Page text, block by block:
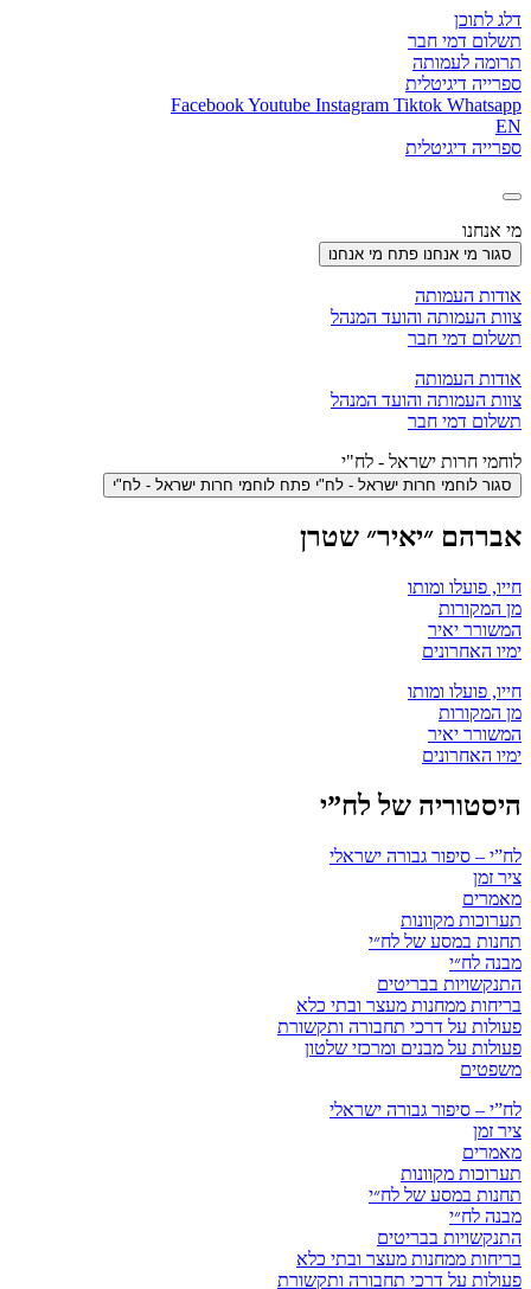
דלג לתוכן
תשלום דמי חבר
תרומה לעמותה
ספרייה דיגיטלית
FacebookYoutube Instagram Tiktok Whatsapp
EN
ספרייה דיגיטלית
מי אנחנו
סגור מי אנחנו פתח מי אנחנו
אודות העמותה
צוות העמותה והועד המנהל
תשלום דמי חבר
אודות העמותה
צוות העמותה והועד המנהל
תשלום דמי חבר
לוחמי חרות ישראל - לח"י
סגור לוחמי חרות ישראל - לח"י פתח לוחמי חרות ישראל - לח"י
אברהם ״יאיר״ שטרן
חייו, פועלו ומותו
מן המקורות
המשורר יאיר
ימיו האחרונים
חייו, פועלו ומותו
מן המקורות
המשורר יאיר
ימיו האחרונים
היסטוריה של לח”י
לח”י – סיפור גבורה ישראלי
ציר זמן
מאמרים
תערוכות מקוונות
תחנות במסע של לח״י
מבנה לח״י
התנקשויות בבריטים
בריחות ממחנות מעצר ובתי כלא
פעולות על דרכי תחבורה ותקשורת
פעולות על מבנים ומרכזי שלטון
משפטים
לח”י – סיפור גבורה ישראלי
ציר זמן
מאמרים
תערוכות מקוונות
תחנות במסע של לח״י
מבנה לח״י
התנקשויות בבריטים
בריחות ממחנות מעצר ובתי כלא
פעולות על דרכי תחבורה ותקשורת